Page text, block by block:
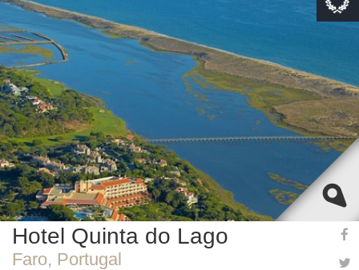
This page can't load Google Maps correctly.
Do you own this website?
Hotel Quinta do Lago
Faro, Portugal